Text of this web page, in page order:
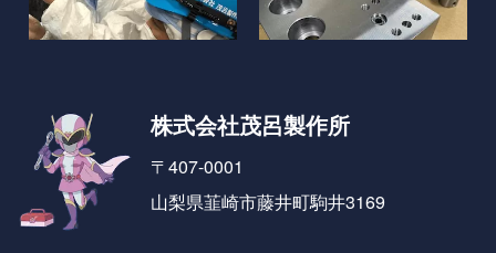
株式会社茂呂製作所
〒407-0001
山梨県韮崎市藤井町駒井3169